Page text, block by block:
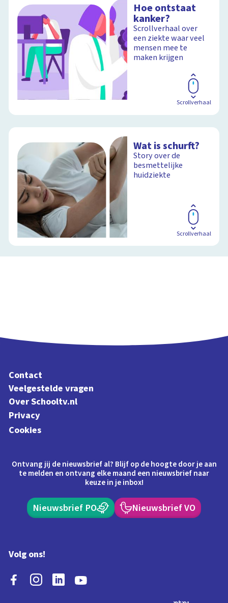
menselijk lichaam
Schoolplaat
Hoe ontstaat
kanker?
Scrollverhaal over
een ziekte waar veel
mensen mee te
maken krijgen
Scrollverhaal
Wat is schurft?
Story over de
besmettelijke
huidziekte
Scrollverhaal
Contact
Veelgestelde vragen
Over Schooltv.nl
Privacy
Cookies
Ontvang jij de nieuwsbrief al? Blijf op de hoogte door je aan
te melden en ontvang elke maand een nieuwsbrief naar
keuze in je inbox!
Nieuwsbrief PO Nieuwsbrief VO
Volg ons!